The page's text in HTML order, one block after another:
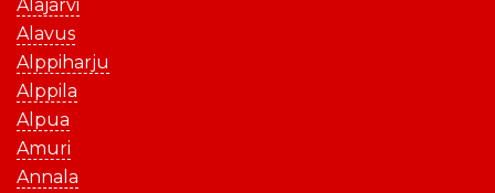
Alajärvi
Alavus
Alppiharju
Alppila
Alpua
Amuri
Annala